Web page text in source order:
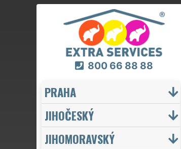
800 66 88 88
PRAHA
JIHOČESKÝ
JIHOMORAVSKÝ